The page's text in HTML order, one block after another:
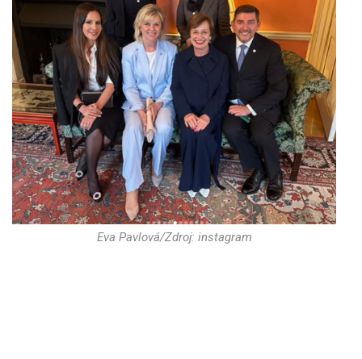
Eva Pavlová/Zdroj: instagram